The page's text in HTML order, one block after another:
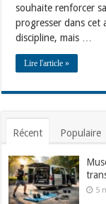
souhaite renforcer
progresser dans cet
discipline, mais …
Lire l'article »
Récent Populaire
5